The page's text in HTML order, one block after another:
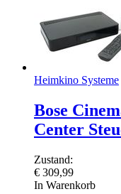
Heimkino Systeme
Bose
Center
Zustand:
€ 309,99
In Warenkorb